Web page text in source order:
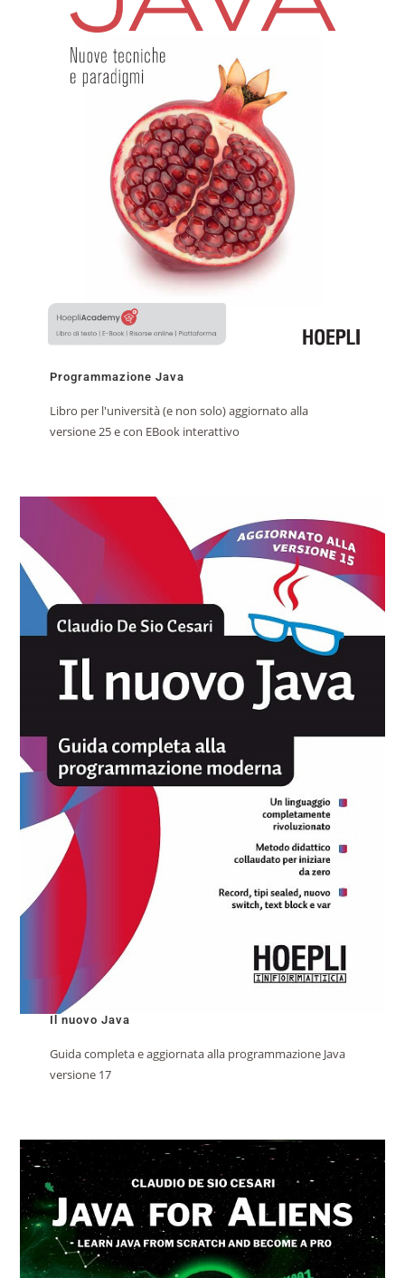
Programmazione Java
Libro per l'università (e non solo) aggiornato alla
versione 25 e con EBook interattivo
Il nuovo Java
Guida completa e aggiornata alla programmazione Java
versione 17